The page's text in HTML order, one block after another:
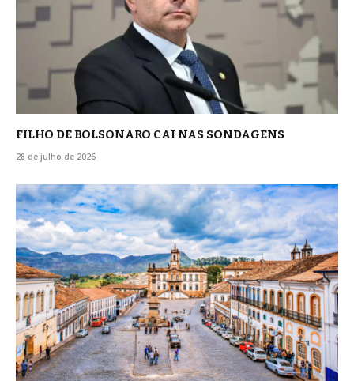
FILHO DE BOLSONARO CAI NAS SONDAGENS
28 de julho de 2026